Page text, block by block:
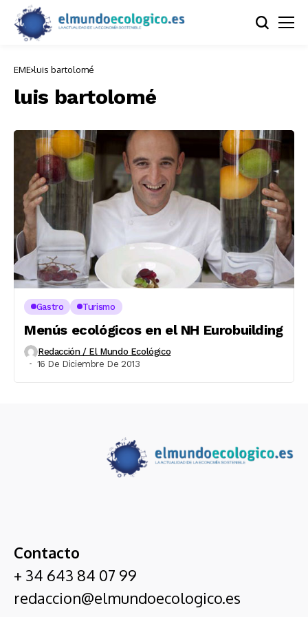
EME luis bartolomé
luis bartolomé
Gastro Turismo
Menús ecológicos en el NH Eurobuilding
Redacción / El Mundo Ecológico
16 De Diciembre De 2013
Contacto
+ 34 643 84 07 99
redaccion@elmundoecologico.es